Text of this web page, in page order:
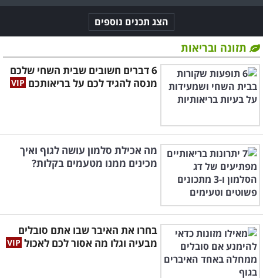
הצג תכנים נוספים
תזונה ובריאות
6 דברים חשובים שבית השחי שלכם
מנסה להגיד לכם על בריאותכם
מה אכילת סלמון עושה לגוף ואיך
מכינים ממנו מטעמים בקלות?
בחרו את האיבר שבו אתם סובלים
מבעיה וגלו מה אסור לכם לאכול